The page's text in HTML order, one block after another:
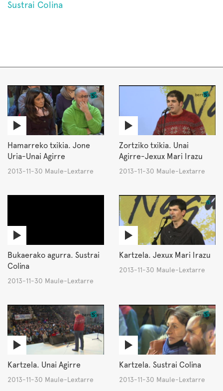
Sustrai Colina
Hamarreko txikia. Jone
Uria-Unai Agirre
2013-11-30 Maule-Lextarre
Zortziko txikia. Unai
Agirre-Jexux Mari Irazu
2013-11-30 Maule-Lextarre
Bukaerako agurra. Sustrai
Colina
2013-11-30 Maule-Lextarre
Kartzela. Jexux Mari Irazu
2013-11-30 Maule-Lextarre
Kartzela. Unai Agirre
2013-11-30 Maule-Lextarre
Kartzela. Sustrai Colina
2013-11-30 Maule-Lextarre